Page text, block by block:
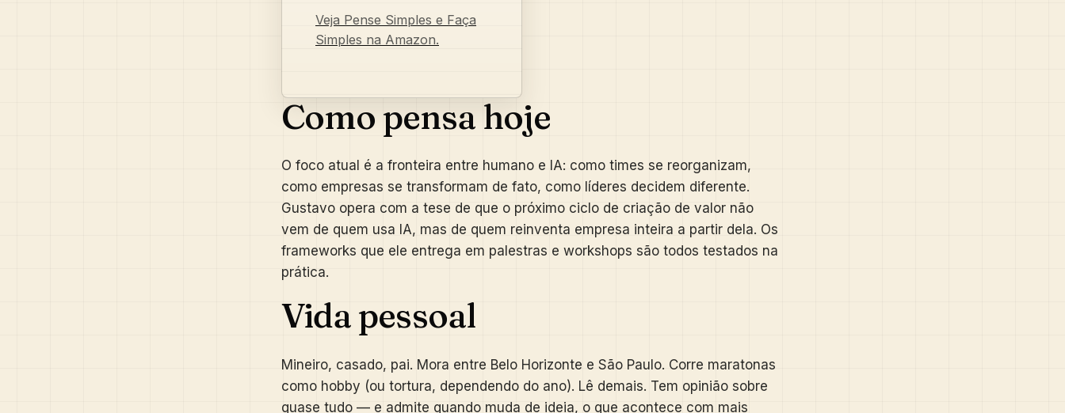
Veja Pense Simples e Faça
Simples na Amazon.
Como pensa hoje
O foco atual é a fronteira entre humano e IA: como times se reorganizam,
como empresas se transformam de fato, como líderes decidem diferente.
Gustavo opera com a tese de que o próximo ciclo de criação de valor não
vem de quem usa IA, mas de quem reinventa empresa inteira a partir dela. Os
frameworks que ele entrega em palestras e workshops são todos testados na
prática.
Vida pessoal
Mineiro, casado, pai. Mora entre Belo Horizonte e São Paulo. Corre maratonas
como hobby (ou tortura, dependendo do ano). Lê demais. Tem opinião sobre
quase tudo — e admite quando muda de ideia, o que acontece com mais